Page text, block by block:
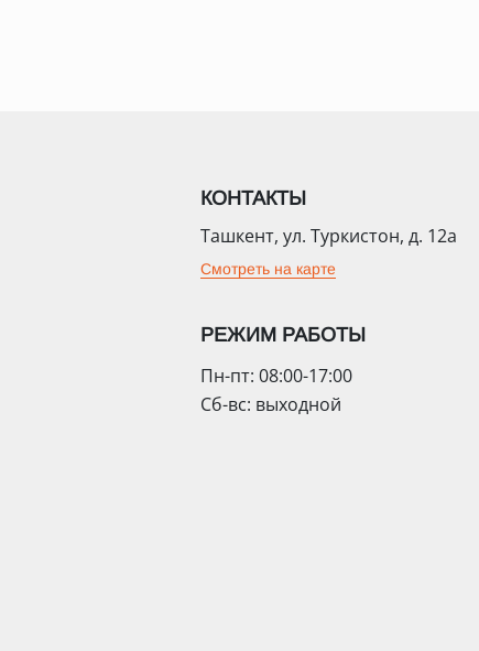
КОНТАКТЫ
Ташкент, ул. Туркистон, д. 12а
Смотреть на карте
РЕЖИМ РАБОТЫ
Пн-пт: 08:00-17:00
Сб-вс: выходной